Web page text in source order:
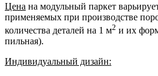
Цена на модульный паркет
применяемых при производстве
количества деталей на 1 м2 и их
пильная).
Индивидуальный дизайн: